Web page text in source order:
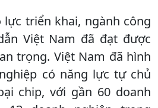
lực triển khai, ngành công
Việt Nam đã đạt được
trọng. Việt Nam đã hình
có năng lực tự chủ
chip, với gần 60 doanh